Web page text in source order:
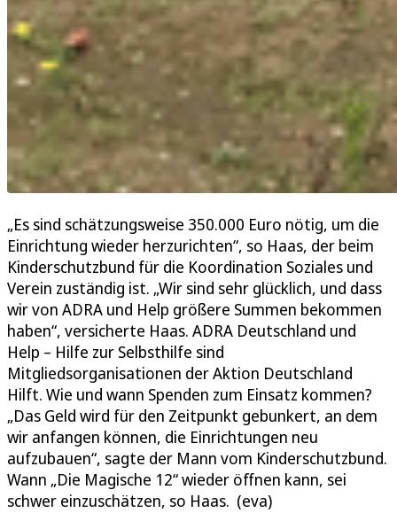
„Es sind schätzungsweise 350.000 Euro nötig, um die
Einrichtung wieder herzurichten“, so Haas, der beim
Kinderschutzbund für die Koordination Soziales und
Verein zuständig ist. „Wir sind sehr glücklich, und dass
wir von ADRA und Help größere Summen bekommen
haben“, versicherte Haas. ADRA Deutschland und
Help – Hilfe zur Selbsthilfe sind
Mitgliedsorganisationen der Aktion Deutschland
Hilft. Wie und wann Spenden zum Einsatz kommen?
„Das Geld wird für den Zeitpunkt gebunkert, an dem
wir anfangen können, die Einrichtungen neu
aufzubauen“, sagte der Mann vom Kinderschutzbund.
Wann „Die Magische 12“ wieder öffnen kann, sei
schwer einzuschätzen, so Haas. (eva)